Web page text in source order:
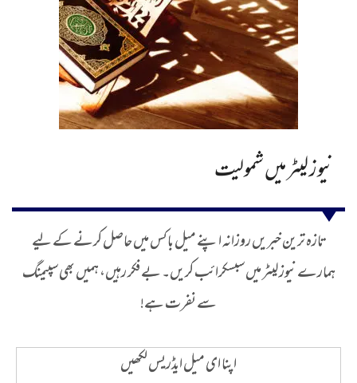
نیوز لیٹر میں شمولیت
تازہ ترین خبریں روزانہ اپنے میل باکس میں حاصل کرنے کے لیے
ہمارے نیوز لیٹر میں سبسکرائب کریں۔ بے فکر رہیں، ہمیں بھی سپیمنگ
سے نفرت ہے!
اپنا ای میل ایڈریس لکھیں